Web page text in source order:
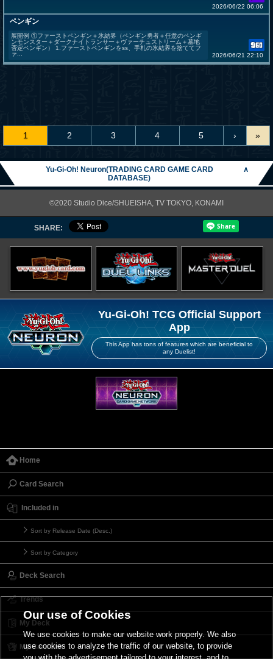
2026/06/22 06:06
ペンギン
展開例 ①ファーストペンギン＋氷結界（ペンギン勇者＋任意のペンギ
ンモンスター＋ダークナイトランサー＋ヴァーチュストリーム＋墓地
否定ペンギン） 1.ファーストペンギンをss、手札の氷結界を捨ててフ
ァ...
2026/06/21 22:10
1 2 3 4 5 › »
Yu-Gi-Oh! Neuron(TRADING CARD GAME CARD
DATABASE)
∧
©2020 Studio Dice/SHUEISHA, TV TOKYO, KONAMI
SHARE:
Yu-Gi-Oh! TCG Official Support
App
This App has tons of features which are beneficial to
any Duelist!
Home
Card Search
Included in
Sort by Release Date (Desc.)
Sort by Category
Deck Search
Trends
My Deck
My Card List
Our use of Cookies
We use cookies to make our website work properly. We also
use cookies to analyze the traffic of our website, to provide